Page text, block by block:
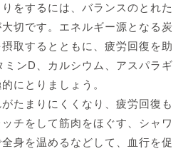
をするには、バランスのとれた
切です。エネルギー源となる炭
取するとともに、疲労回復を助
ミンD、カルシウム、アスパラギ
にとりましょう。
たまりにくくなり、疲労回復も
チをして筋肉をほぐす、シャワ
身を温めるなどして、血行を促